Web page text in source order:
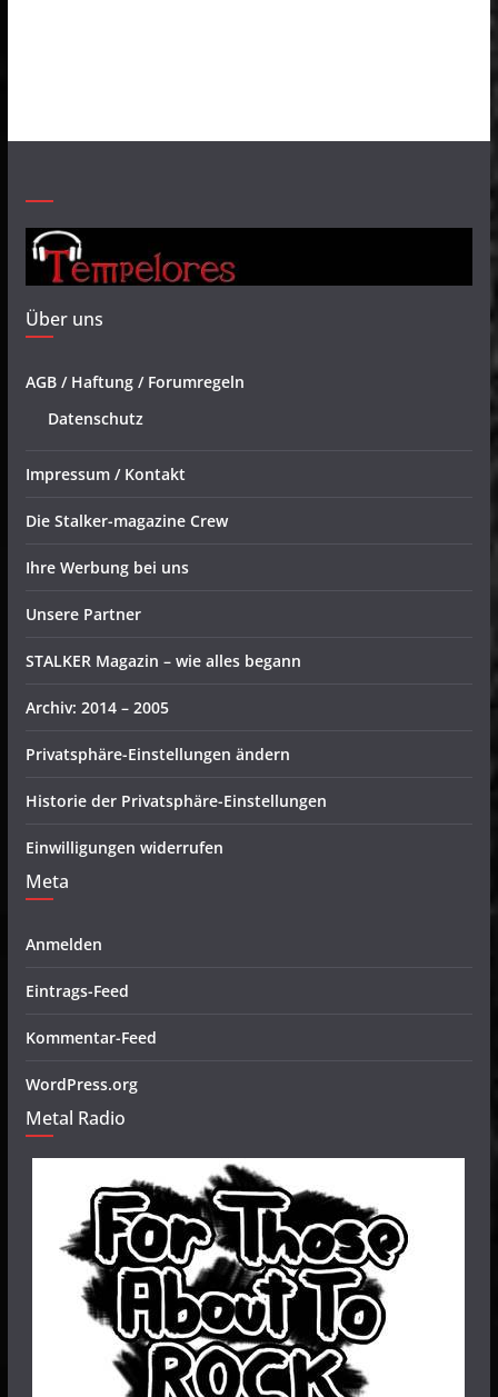
Über uns
AGB / Haftung / Forumregeln
Datenschutz
Impressum / Kontakt
Die Stalker-magazine Crew
Ihre Werbung bei uns
Unsere Partner
STALKER Magazin – wie alles begann
Archiv: 2014 – 2005
Privatsphäre-Einstellungen ändern
Historie der Privatsphäre-Einstellungen
Einwilligungen widerrufen
Meta
Anmelden
Eintrags-Feed
Kommentar-Feed
WordPress.org
Metal Radio